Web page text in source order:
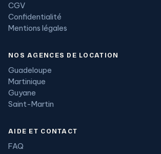
CGV
Confidentialité
Mentions légales
NOS AGENCES DE LOCATION
Guadeloupe
Martinique
Guyane
Saint-Martin
AIDE ET CONTACT
FAQ